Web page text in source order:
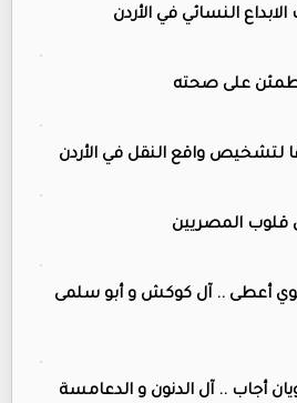
النسائي في الأردن
على صحته
واقع النقل في الأردن
قلوب المصريين
أعطى .. آل كوكش و أبو سلمى
أجاب .. آل الدنون و الدعامسة